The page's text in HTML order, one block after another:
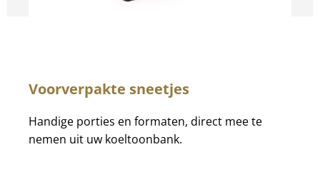
Voorverpakte sneetjes
Handige porties en formaten, direct mee te
nemen uit uw koeltoonbank.